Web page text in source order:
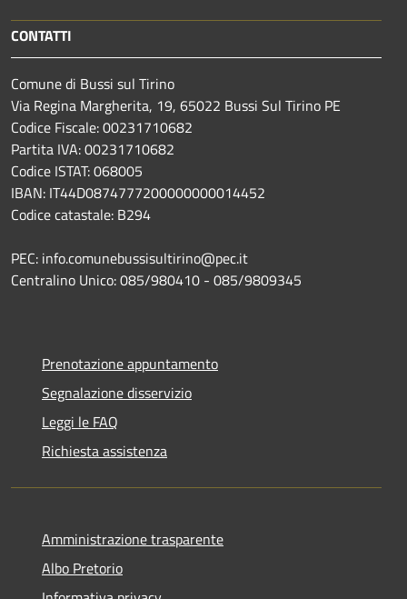
CONTATTI
Comune di Bussi sul Tirino
Via Regina Margherita, 19, 65022 Bussi Sul Tirino PE
Codice Fiscale: 00231710682
Partita IVA: 00231710682
Codice ISTAT: 068005
IBAN: IT44D0874777200000000014452
Codice catastale: B294
PEC: info.comunebussisultirino@pec.it
Centralino Unico: 085/980410 - 085/9809345
Prenotazione appuntamento
Segnalazione disservizio
Leggi le FAQ
Richiesta assistenza
Amministrazione trasparente
Albo Pretorio